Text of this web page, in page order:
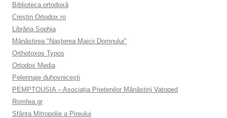
Biblioteca ortodoxă
Creştin Ortodox.ro
Librăria Sophia
Mănăstirea "Naşterea Maicii Domnului"
Orthotoxos Typos
Ortodox Media
Pelerinaje duhovnicești
PEMPTOUSIA – Asociația Prietenilor Mănăstirii Vatoped
Romfea.gr
Sfânta Mitropolie a Pireului